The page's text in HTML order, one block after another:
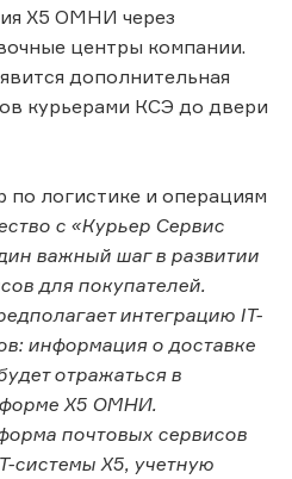
Х5 ОМНИ через
центры компании.
дополнительная
курьерами КСЭ до двери
по логистике и операциям
с «Курьер Сервис
важный шаг в развитии
для покупателей.
интеграцию IT-
информация о доставке
отражаться в
X5 ОМНИ.
почтовых сервисов
системы Х5, учетную